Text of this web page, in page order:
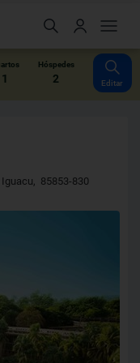
1
Hóspedes
2 Editar
Iguacu, 85853-830